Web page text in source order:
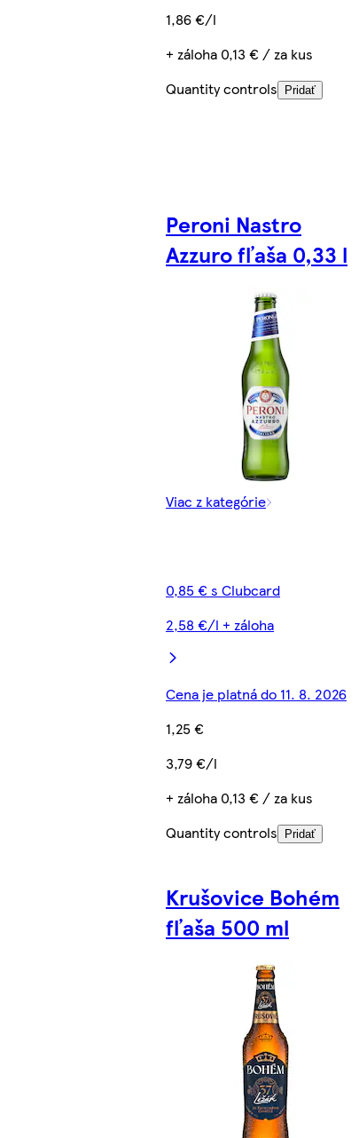
1,86 €/l
+ záloha 0,13 € / za kus
Quantity controls
Pridať
Peroni Nastro
Azzuro fľaša 0,33 l
Viac z kategórie
0,85 € s Clubcard
2,58 €/l + záloha
Cena je platná do 11. 8. 2026
1,25 €
3,79 €/l
+ záloha 0,13 € / za kus
Quantity controls
Pridať
Krušovice Bohém
fľaša 500 ml